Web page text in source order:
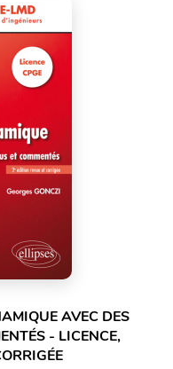
AVEC DES
- LICENCE,